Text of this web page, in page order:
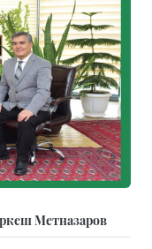
Мeтназаров